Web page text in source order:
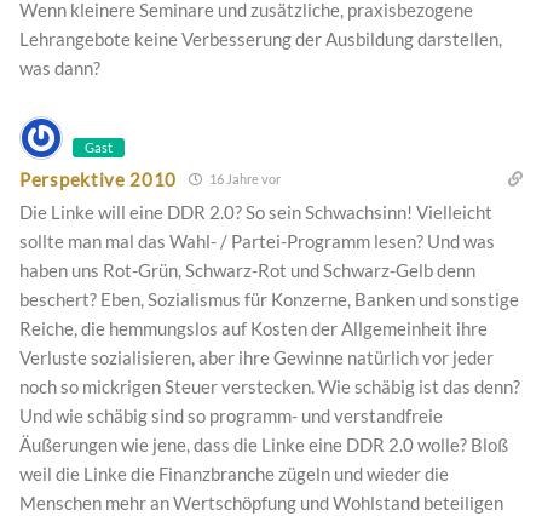
Wenn kleinere Seminare und zusätzliche, praxisbezogene
Lehrangebote keine Verbesserung der Ausbildung darstellen,
was dann?
Gast
Perspektive 2010 16 Jahre vor
Die Linke will eine DDR 2.0? So sein Schwachsinn! Vielleicht
sollte man mal das Wahl- / Partei-Programm lesen? Und was
haben uns Rot-Grün, Schwarz-Rot und Schwarz-Gelb denn
beschert? Eben, Sozialismus für Konzerne, Banken und sonstige
Reiche, die hemmungslos auf Kosten der Allgemeinheit ihre
Verluste sozialisieren, aber ihre Gewinne natürlich vor jeder
noch so mickrigen Steuer verstecken. Wie schäbig ist das denn?
Und wie schäbig sind so programm- und verstandfreie
Äußerungen wie jene, dass die Linke eine DDR 2.0 wolle? Bloß
weil die Linke die Finanzbranche zügeln und wieder die
Menschen mehr an Wertschöpfung und Wohlstand beteiligen